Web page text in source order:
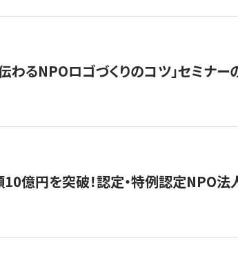
わるNPOロゴづくりのコツ」セミナー
億円を突破！認定・特例認定NPO